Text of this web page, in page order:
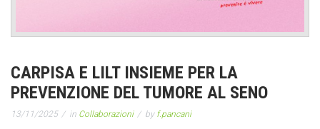
CARPISA E LILT INSIEME PER LA
PREVENZIONE DEL TUMORE AL SENO
13/11/2025 in Collaborazioni by f.pancani